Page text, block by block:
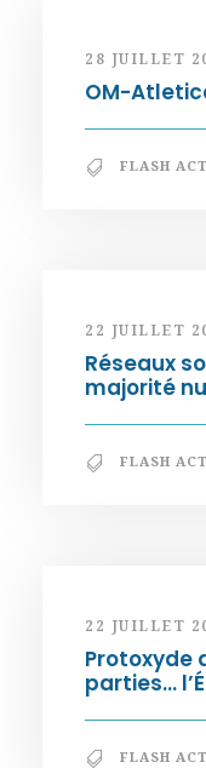
28 JUILLET
OM-
FLASH
22 JUILLET
Réseaux
majorité
FLASH
22 JUILLET
Protoxyde
parties…
FLASH